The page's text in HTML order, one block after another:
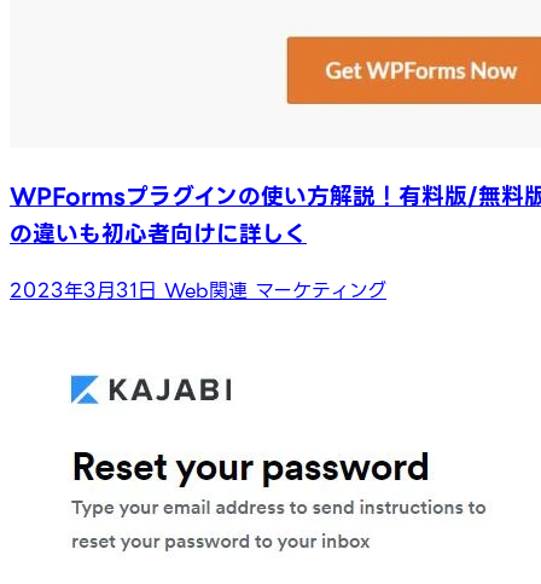
WPFormsプラグインの使い方解説！有料版/無料
の違いも初心者向けに詳しく
2023年3月31日 Web関連 マーケティング